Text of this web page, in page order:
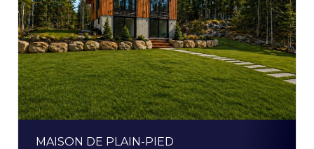
MAISON DE PLAIN-PIED